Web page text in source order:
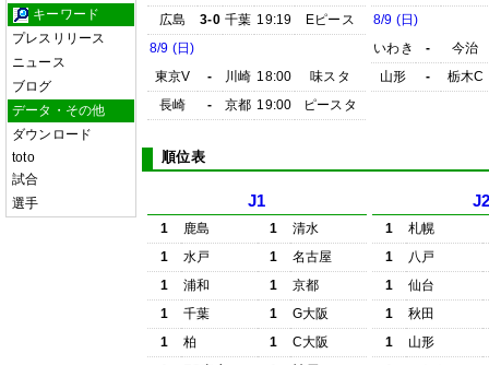
キーワード
プレスリリース
ニュース
ブログ
データ・その他
ダウンロード
toto
試合
選手
広島
3-0 千葉 19:19
Eピース
8/9 (日)
東京V
- 川崎 18:00
味スタ
長崎
- 京都 19:00 ピースタ
8/9 (日)
いわき
-
今治
山形
- 栃木C
順位表
J1
1 鹿島 1
清水
1
水戸 1
名古屋
1
浦和 1
京都
1
千葉 1
G大阪
1
柏 1
C大阪
1
札幌
1
八戸
1
仙台
1
秋田
1
山形